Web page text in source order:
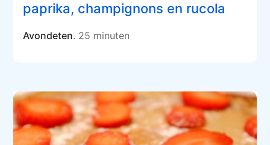
paprika, champignons en rucola
Avondeten. 25 minuten